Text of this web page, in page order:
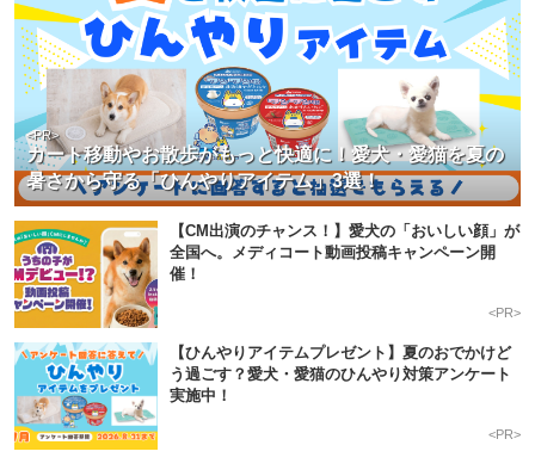
カート移動やお散歩がもっと快適に！愛犬・愛猫を夏の
暑さから守る「ひんやりアイテム」3選！
<PR>
【CM出演のチャンス！】愛犬の「おいしい顔」が
全国へ。メディコート動画投稿キャンペーン開
催！
<PR>
【ひんやりアイテムプレゼント】夏のおでかけど
う過ごす？愛犬・愛猫のひんやり対策アンケート
実施中！
<PR>
pecodogs
いぬ部をフォロー
pecocats
ねこ部をフォロー
アプリをダウンロードする